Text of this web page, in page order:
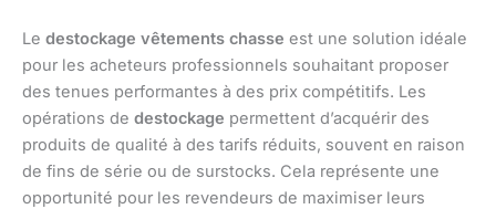
Le destockage vêtements chasse est une solution idéale
pour les acheteurs professionnels souhaitant proposer
des tenues performantes à des prix compétitifs. Les
opérations de destockage permettent d’acquérir des
produits de qualité à des tarifs réduits, souvent en raison
de fins de série ou de surstocks. Cela représente une
opportunité pour les revendeurs de maximiser leurs